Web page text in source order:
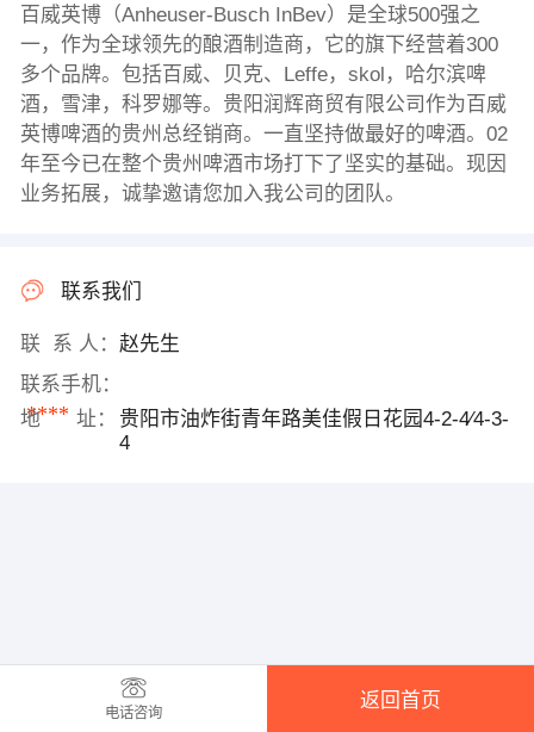
百威英博（Anheuser-Busch InBev）是全球500强之
一，作为全球领先的酿酒制造商，它的旗下经营着300
多个品牌。包括百威、贝克、Leffe，skol，哈尔滨啤
酒，雪津，科罗娜等。贵阳润辉商贸有限公司作为百威
英博啤酒的贵州总经销商。一直坚持做最好的啤酒。02
年至今已在整个贵州啤酒市场打下了坚实的基础。现因
业务拓展，诚挚邀请您加入我公司的团队。
联系我们
联 系 人： 赵先生
联系手机：
****
地 址：
贵阳市油炸街青年路美佳假日花园4-2-4∕4-3-
4
电话咨询
返回首页